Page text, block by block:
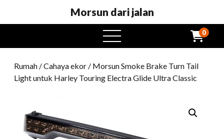
Morsun dari jalan
Buka
menu
0
Rumah /Cahaya ekor / Morsun Smoke Brake Turn Tail
Light untuk Harley Touring Electra Glide Ultra Classic